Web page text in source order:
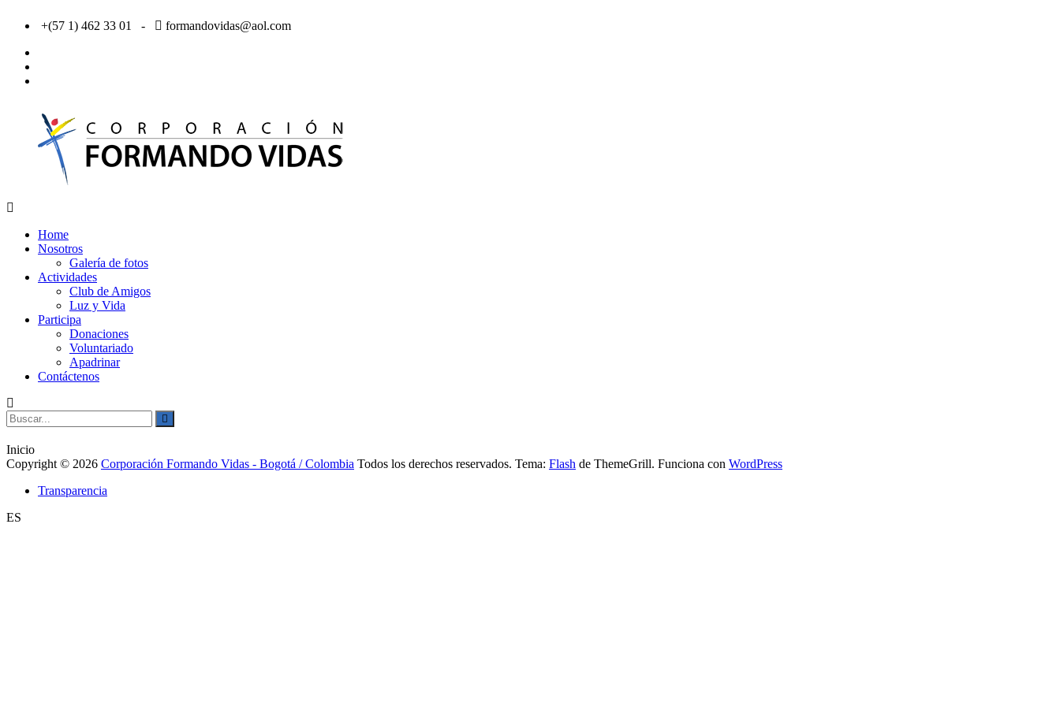
+(57 1) 462 33 01 -
formandovidas@aol.com
Formando
Vidas
Bogotá
Home
Nosotros
Galería de fotos
Actividades
Club de Amigos
Luz y Vida
Participa
Donaciones
Voluntariado
Apadrinar
Contáctenos
Buscar: Buscar
Inicio
Copyright © 2026 Corporación Formando Vidas - Bogotá / Colombia Todos los derechos reservados. Tema: Flash de ThemeGrill. Funciona con WordPress
Transparencia
ES